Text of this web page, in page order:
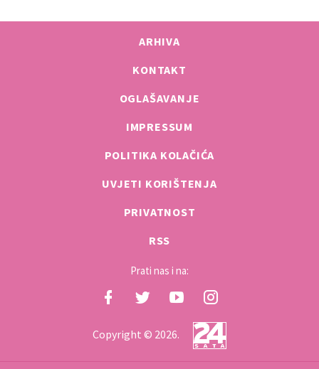
ARHIVA
KONTAKT
OGLAŠAVANJE
IMPRESSUM
POLITIKA KOLAČIĆA
UVJETI KORIŠTENJA
PRIVATNOST
RSS
Prati nas i na:
Copyright © 2026.